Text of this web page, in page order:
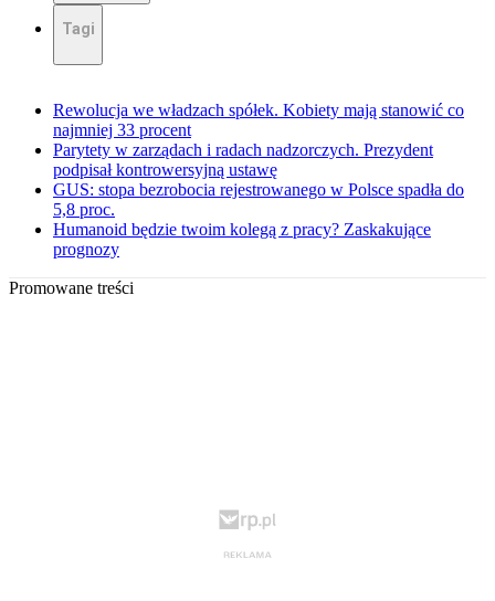
Tagi
Rewolucja we władzach spółek. Kobiety mają stanowić co
najmniej 33 procent
Parytety w zarządach i radach nadzorczych. Prezydent
podpisał kontrowersyjną ustawę
GUS: stopa bezrobocia rejestrowanego w Polsce spadła do
5,8 proc.
Humanoid będzie twoim kolegą z pracy? Zaskakujące
prognozy
Promowane treści